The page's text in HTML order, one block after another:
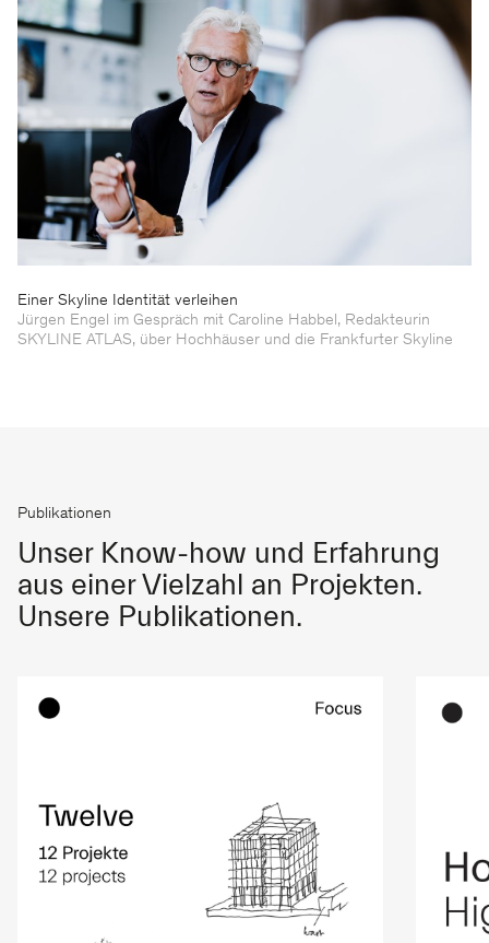
Einer Skyline Identität verleihen
Jürgen Engel im Gespräch mit Caroline Habbel, Redakteurin
SKYLINE ATLAS, über Hochhäuser und die Frankfurter Skyline
Publikationen
Unser Know-how und Erfahrung
aus einer Vielzahl an Projekten.
Unsere Publikationen.